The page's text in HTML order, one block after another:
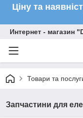
Ціну та
Интернет - магазин
Товари та
Запчастини для